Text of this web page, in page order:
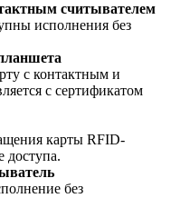
считывателем
исполнения без
с контактным и
с сертификатом
карты RFID-
доступа.
без